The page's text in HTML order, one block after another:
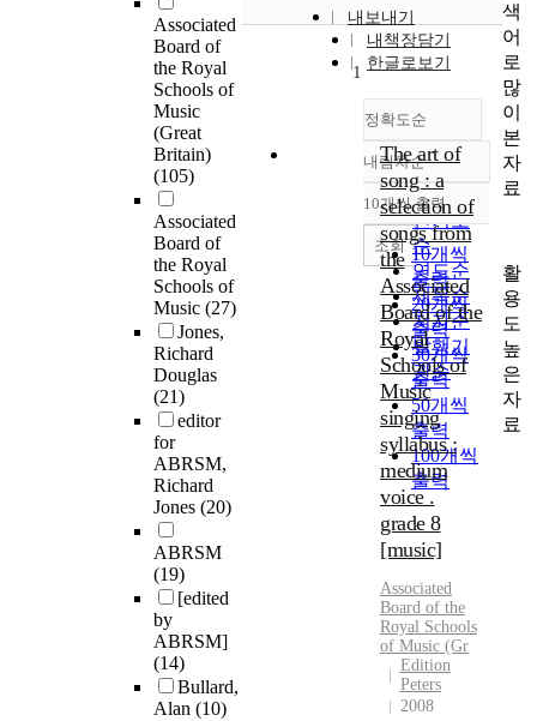
Associated
Board of
the Royal
Schools of
Music
(Great
Britain)
(105)
Associated
Board of
the Royal
Schools of
Music (27)
Jones,
Richard
Douglas
(21)
editor
for
ABRSM,
Richard
Jones (20)
ABRSM
(19)
[edited
by
ABRSM]
(14)
Bullard,
Alan (10)
내보내기
내책장담기
한글로보기
정확도순
정확도
순
인기도
순
연도순
제목순
저자순
발행기
관순
내림차순
내림차순
10개씩 출력
10개씩
출력
20개씩
출력
30개씩
출력
50개씩
출력
100개씩
출력
조회
1
The art of
song : a
selection of
songs from
the
Associated
Board of the
Royal
Schools of
Music
singing
syllabus :
medium
voice .
grade 8
[music]
Associated
Board of the
Royal Schools
of Music (Gr
Edition
Peters
2008
색
어
로
많
이
본
자
료
활
용
도
높
은
자
료